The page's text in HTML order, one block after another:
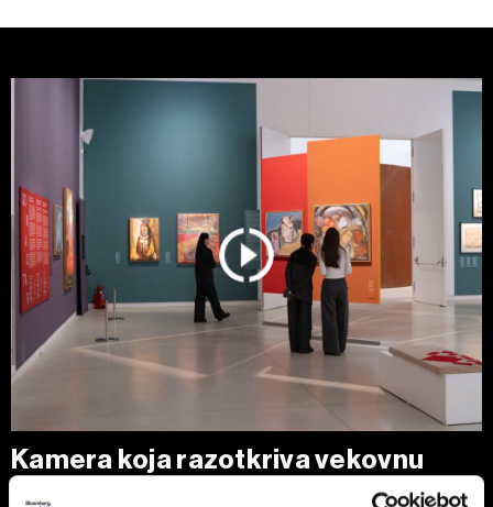
Kamera koja razotkriva vekovnu
prevaru - švajcarski startap cilja